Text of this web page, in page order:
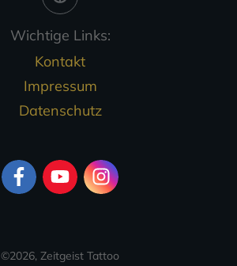
Wichtige Links:
Kontakt
Impressum
Datenschutz
©2026, Zeitgeist Tattoo